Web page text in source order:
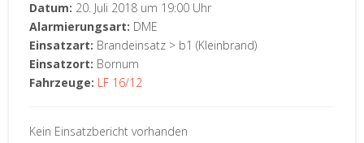
Datum: 20. Juli 2018 um 19:00 Uhr
Alarmierungsart: DME
Einsatzart: Brandeinsatz > b1 (Kleinbrand)
Einsatzort: Bornum
Fahrzeuge: LF 16/12
Kein Einsatzbericht vorhanden